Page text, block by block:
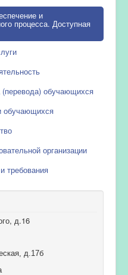
и
процесса. Доступная
обучающихся
обучающихся
организации
требования
д.16
д.17б